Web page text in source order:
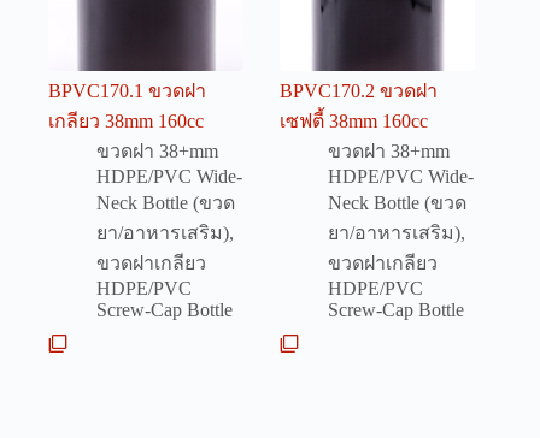
BPVC170.1 ขวดฝา
เกลียว 38mm 160cc
ขวดฝา 38+mm
HDPE/PVC Wide-
Neck Bottle (ขวด
ยา/อาหารเสริม),
ขวดฝาเกลียว
HDPE/PVC
Screw-Cap Bottle
BPVC170.2 ขวดฝา
เซฟตี้ 38mm 160cc
ขวดฝา 38+mm
HDPE/PVC Wide-
Neck Bottle (ขวด
ยา/อาหารเสริม),
ขวดฝาเกลียว
HDPE/PVC
Screw-Cap Bottle